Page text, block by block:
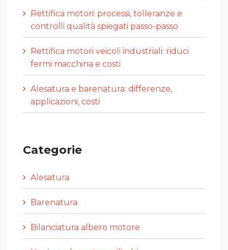
Rettifica motori: processi, tolleranze e
controlli qualità spiegati passo-passo
Rettifica motori veicoli industriali: riduci
fermi macchina e costi
Alesatura e barenatura: differenze,
applicazioni, costi
Categorie
Alesatura
Barenatura
Bilanciatura albero motore